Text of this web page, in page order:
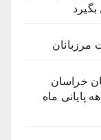
مرزبانان
خراسان
ماه